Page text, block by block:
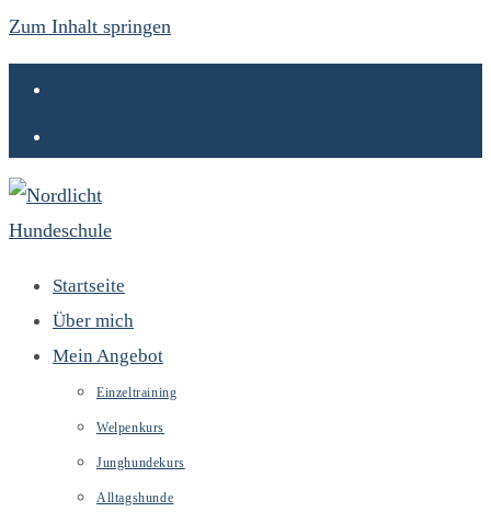
Zum Inhalt springen
Startseite
Über mich
Mein Angebot
Einzeltraining
Welpenkurs
Junghundekurs
Alltagshunde